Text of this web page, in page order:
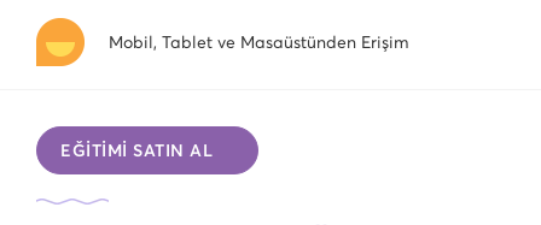
Mobil, Tablet ve Masaüstünden Erişim
EĞİTİMİ SATIN AL